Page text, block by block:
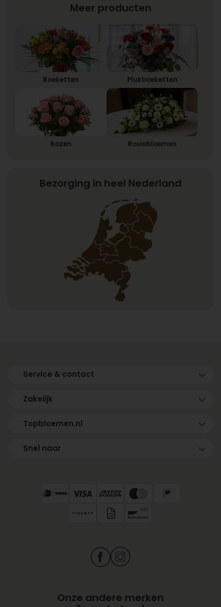
Meer producten
Boeketten Plukboeketten
Rozen Rouwbloemen
Bezorging in heel Nederland
Service & contact
Zakelijk
Topbloemen.nl
Snel naar
Onze andere merken